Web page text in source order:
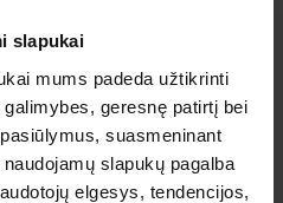
slapukai
mums padeda užtikrinti
geresnę patirtį bei
suasmeninant
slapukų pagalba
elgesys, tendencijos,
00-370-37-245330
centro numerį
Jūsų ryšio operatoriaus
tarifą.